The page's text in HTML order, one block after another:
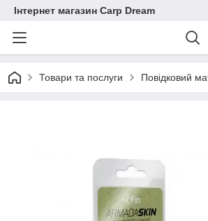
Інтернет магазин Carp Dream
Товари та послуги Повідковий